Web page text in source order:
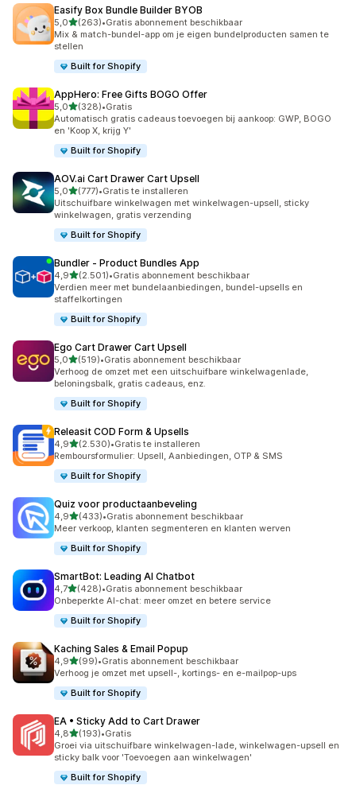
Easify Box Bundle Builder BYOB
5,0van 5 sterren
(263)
263 recensies in totaal
•Gratis abonnement beschikbaar
Mix & match-bundel-app om je eigen bundelproducten samen te
stellen
Built for Shopify
AppHero: Free Gifts BOGO Offer
5,0van 5 sterren
(328)
328 recensies in totaal
•Gratis
Automatisch gratis cadeaus toevoegen bij aankoop: GWP, BOGO
en 'Koop X, krijg Y'
Built for Shopify
AOV.ai Cart Drawer Cart Upsell
5,0van 5 sterren
(777)
777 recensies in totaal
•Gratis te installeren
Uitschuifbare winkelwagen met winkelwagen-upsell, sticky
winkelwagen, gratis verzending
Built for Shopify
Bundler ‑ Product Bundles App
4,9van 5 sterren
(2.501)
2501 recensies in totaal
•Gratis abonnement beschikbaar
Verdien meer met bundelaanbiedingen, bundel-upsells en
staffelkortingen
Built for Shopify
Ego Cart Drawer Cart Upsell
5,0van 5 sterren
(519)
519 recensies in totaal
•Gratis abonnement beschikbaar
Verhoog de omzet met een uitschuifbare winkelwagenlade,
beloningsbalk, gratis cadeaus, enz.
Built for Shopify
Releasit COD Form & Upsells
4,9van 5 sterren
(2.530)
2530 recensies in totaal
•Gratis te installeren
Remboursformulier: Upsell, Aanbiedingen, OTP & SMS
Built for Shopify
Quiz voor productaanbeveling
4,9van 5 sterren
(433)
433 recensies in totaal
•Gratis abonnement beschikbaar
Meer verkoop, klanten segmenteren en klanten werven
Built for Shopify
SmartBot: Leading AI Chatbot
4,7van 5 sterren
(428)
428 recensies in totaal
•Gratis abonnement beschikbaar
Onbeperkte AI-chat: meer omzet en betere service
Built for Shopify
Kaching Sales & Email Popup
4,9van 5 sterren
(99)
99 recensies in totaal
•Gratis abonnement beschikbaar
Verhoog je omzet met upsell-, kortings- en e-mailpop-ups
Built for Shopify
EA • Sticky Add to Cart Drawer
4,8van 5 sterren
(193)
193 recensies in totaal
•Gratis
Groei via uitschuifbare winkelwagen-lade, winkelwagen-upsell en
sticky balk voor 'Toevoegen aan winkelwagen'
Built for Shopify